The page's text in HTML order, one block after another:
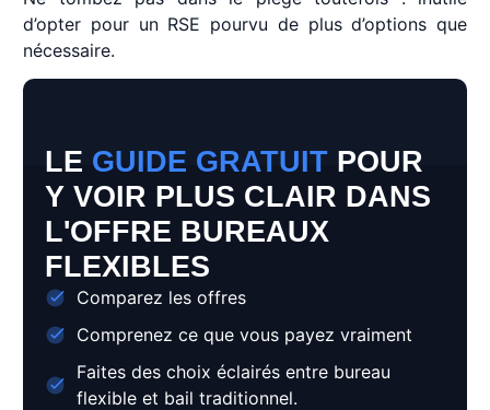
d’opter pour un RSE pourvu de plus d’options que
nécessaire.
LE GUIDE GRATUIT POUR
Y VOIR PLUS CLAIR DANS
L'OFFRE BUREAUX
FLEXIBLES
Comparez les offres
Comprenez ce que vous payez vraiment
Faites des choix éclairés entre bureau
flexible et bail traditionnel.